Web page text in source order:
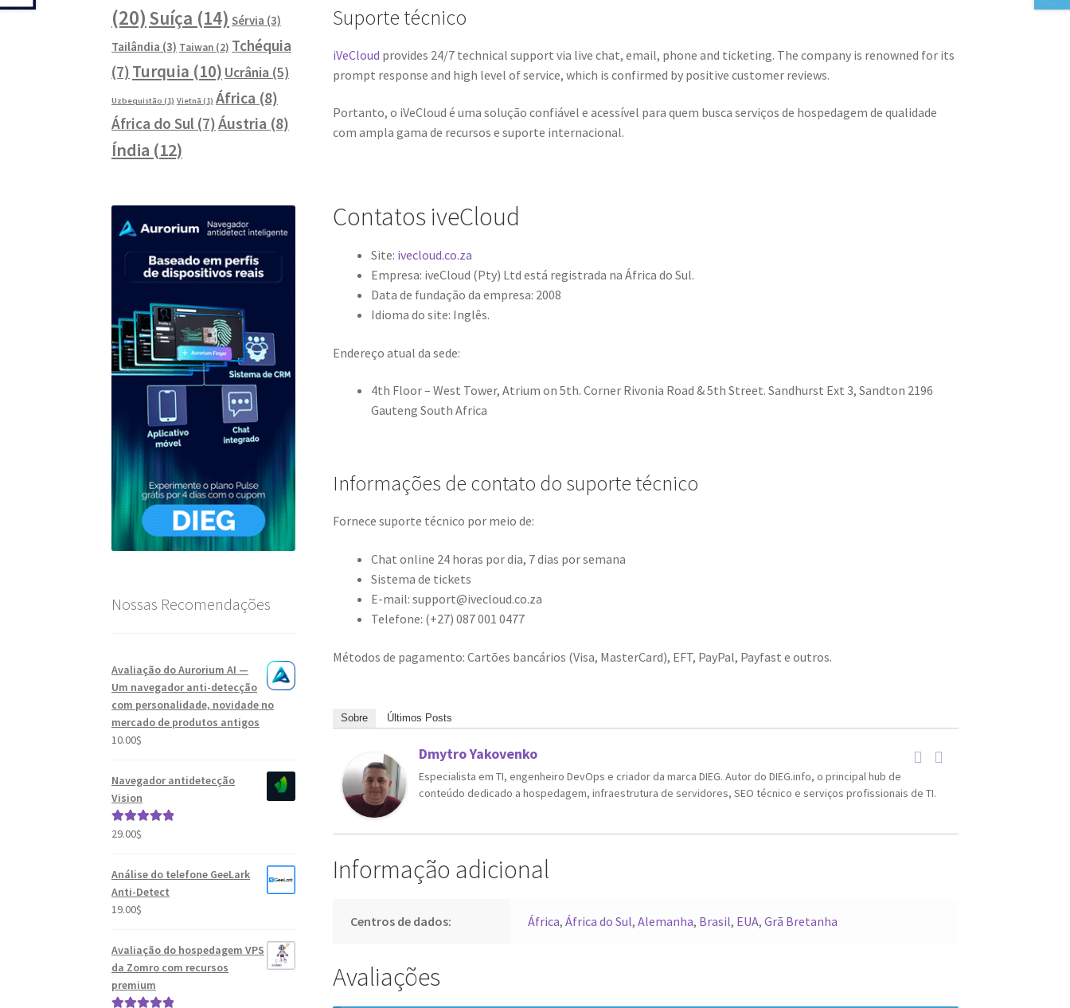
Suporte técnico
iVeCloud provides 24/7 technical support via live chat, email, phone and ticketing. The company is renowned for its
prompt response and high level of service, which is confirmed by positive customer reviews.
Portanto, o iVeCloud é uma solução confiável e acessível para quem busca serviços de hospedagem de qualidade
com ampla gama de recursos e suporte internacional.
Contatos iveCloud
Site: ivecloud.co.za
Empresa: iveCloud (Pty) Ltd está registrada na África do Sul.
Data de fundação da empresa: 2008
Idioma do site: Inglês.
Endereço atual da sede:
4th Floor – West Tower, Atrium on 5th. Corner Rivonia Road & 5th Street. Sandhurst Ext 3, Sandton 2196
Gauteng South Africa
Informações de contato do suporte técnico
Fornece suporte técnico por meio de:
Chat online 24 horas por dia, 7 dias por semana
Sistema de tickets
E-mail: support@ivecloud.co.za
Telefone: (+27) 087 001 0477
Métodos de pagamento: Cartões bancários (Visa, MasterCard), EFT, PayPal, Payfast e outros.
Sobre Últimos Posts
Dmytro Yakovenko
Especialista em TI, engenheiro DevOps e criador da marca DIEG. Autor do DIEG.info, o principal hub de
conteúdo dedicado a hospedagem, infraestrutura de servidores, SEO técnico e serviços profissionais de TI.
Informação adicional
Centros de dados: África,África do Sul,Alemanha, Brasil, EUA,Grã Bretanha
Avaliações
(20) Suíça (14) Sérvia (3)
Tailândia (3) Taiwan (2) Tchéquia
(7) Turquia (10) Ucrânia (5)
Uzbequistão (1) Vietnã (1) África (8)
África do Sul (7)Áustria (8)
Índia (12)
Nossas Recomendações
Avaliação do Aurorium AI —
Um navegador anti-detecção
com personalidade, novidade no
mercado de produtos antigos
10.00$
Navegador antidetecção
Vision
Avaliação
29.00$
Análise do telefone GeeLark
Anti-Detect
19.00$
Avaliação do hospedagem VPS
da Zomro com recursos
premium